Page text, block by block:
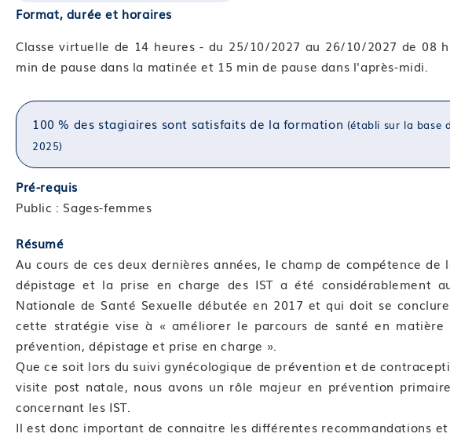
Format, durée et horaires
Classe virtuelle de 14 heures - du 25/10/2027 au 26/10/2027 de 08
min de pause dans la matinée et 15 min de pause dans l'après-midi.
100 % des stagiaires sont satisfaits de la formation (établi sur la base
2025)
Pré-requis
Public : Sages-femmes
Résumé
Au cours de ces deux dernières années, le champ de compétence
dépistage et la prise en charge des IST a été considérablement
Nationale de Santé Sexuelle débutée en 2017 et qui doit se
cette stratégie vise à « améliorer le parcours de santé en matière
prévention, dépistage et prise en charge ».
Que ce soit lors du suivi gynécologique de prévention et de
visite post natale, nous avons un rôle majeur en prévention
concernant les IST.
Il est donc important de connaitre les différentes recommandations